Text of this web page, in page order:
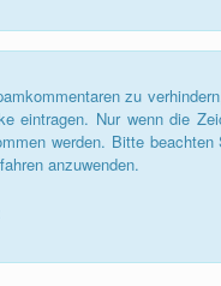
zu
eintragen. Nur wenn die
werden. Bitte beachten
anzuwenden.